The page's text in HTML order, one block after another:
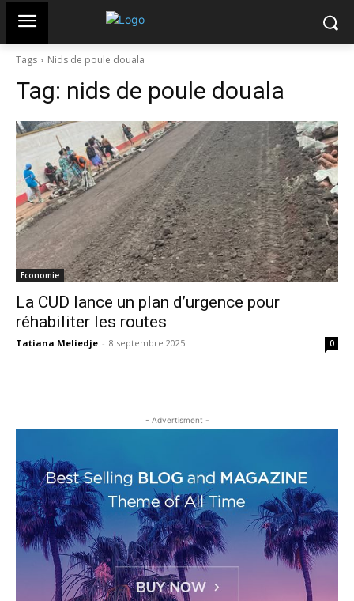
Tags Nids de poule douala
Tag: nids de poule douala
Economie
La CUD lance un plan d’urgence pour
réhabiliter les routes
Tatiana Meliedje - 8 septembre 2025 0
- Advertisment -